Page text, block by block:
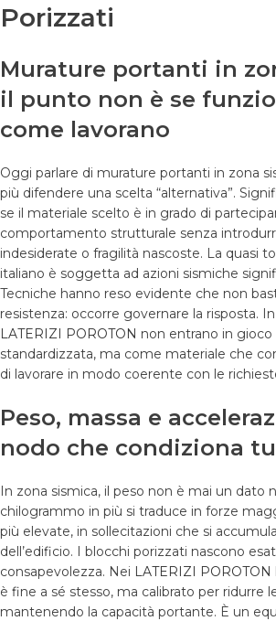
Porizzati
Murature portanti in
il punto non è se
come lavorano
Oggi parlare di murature portanti in zona
più difendere una scelta “alternativa”.
se il materiale scelto è in grado di
comportamento strutturale senza
indesiderate o fragilità nascoste. La quasi
italiano è soggetta ad azioni sismiche
Tecniche hanno reso evidente che non
resistenza: occorre governare la risposta.
LATERIZI POROTON non entrano in
standardizzata, ma come materiale che
di lavorare in modo coerente con le
Peso, massa e
nodo che condiziona
In zona sismica, il peso non è mai un dato
chilogrammo in più si traduce in forze
più elevate, in sollecitazioni che si
dell’edificio. I blocchi porizzati nascono
consapevolezza. Nei LATERIZI POROTON
è fine a sé stesso, ma calibrato per ridurre
mantenendo la capacità portante. È un